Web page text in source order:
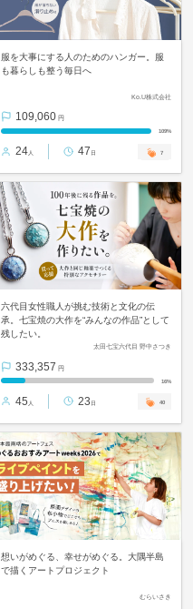
服を大事にする人のためのハンガー。服
も暮らしも整う毎日へ
Ko.U株式会社
109,060 円
109%
24人 47 日 7
六代目女性職人が挑む技術と文化の伝
承。七宝焼の大作を“みんなの作品”として
残したい。
太田七宝六代目 野中さつき
333,357 円
16%
45 人 23 日 40
想いがめぐる、幸せがめぐる。大隅半島
で描くアートプロジェクト
むらいさき